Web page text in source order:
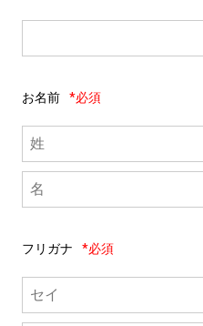
お名前 *必須
フリガナ *必須